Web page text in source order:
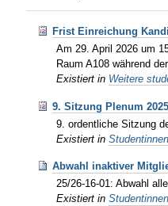
Frist Einreichung
Am 29. April 2026 um
Raum A108 während
Existiert in Weitere
9. Sitzung Plenum
9. ordentliche Sitzung
Existiert in
Abwahl inaktiver
25/26-16-01: Abwahl
Existiert in